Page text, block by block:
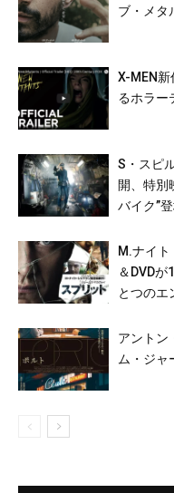
ブ・メタ
X-MEN
るホラー
S・スピ
開、特別
バイク”
M.ナイ
＆DVD
とつのエ
アントン
ム・ジャ